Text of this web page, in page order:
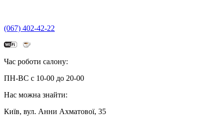
(067) 402-42-22
Час роботи салону:
ПН-ВС с 10-00 до 20-00
Нас можна знайти:
Київ, вул. Анни Ахматової, 35